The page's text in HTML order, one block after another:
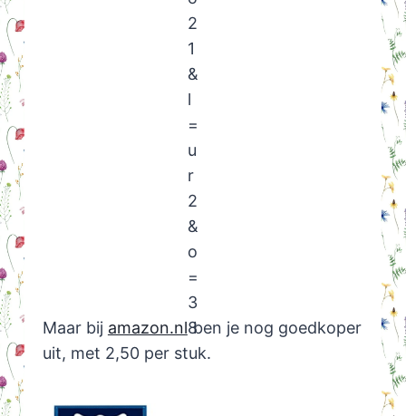
Maar bij amazon.nlben je nog goedkoper
uit, met 2,50 per stuk.